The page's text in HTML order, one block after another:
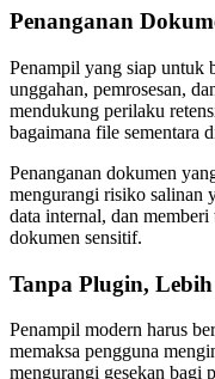
Penanganan
Penampil yang siap untuk
unggahan, pemrosesan,
mendukung perilaku
bagaimana file sementara
Penanganan dokumen
mengurangi risiko salinan
data internal, dan
dokumen sensitif.
Tanpa Plugin,
Penampil modern harus
memaksa pengguna
mengurangi gesekan bagi